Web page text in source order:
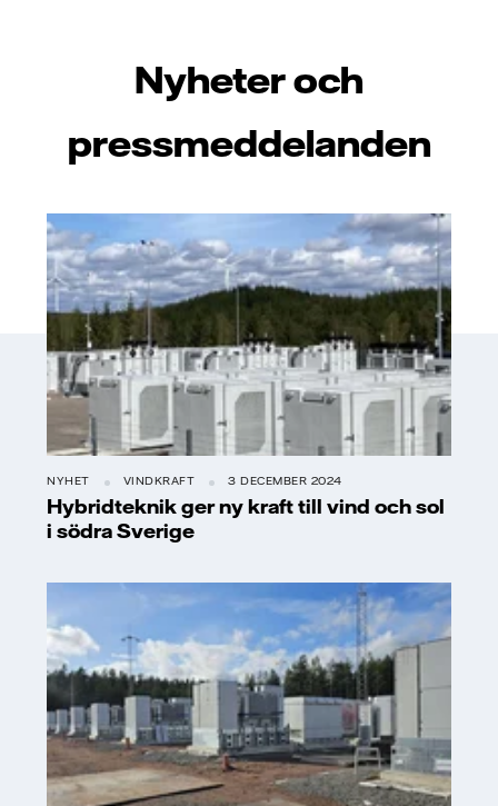
Nyheter och
pressmeddelanden
NYHET VINDKRAFT 3 DECEMBER 2024
Hybridteknik ger ny kraft till vind och sol
i södra Sverige